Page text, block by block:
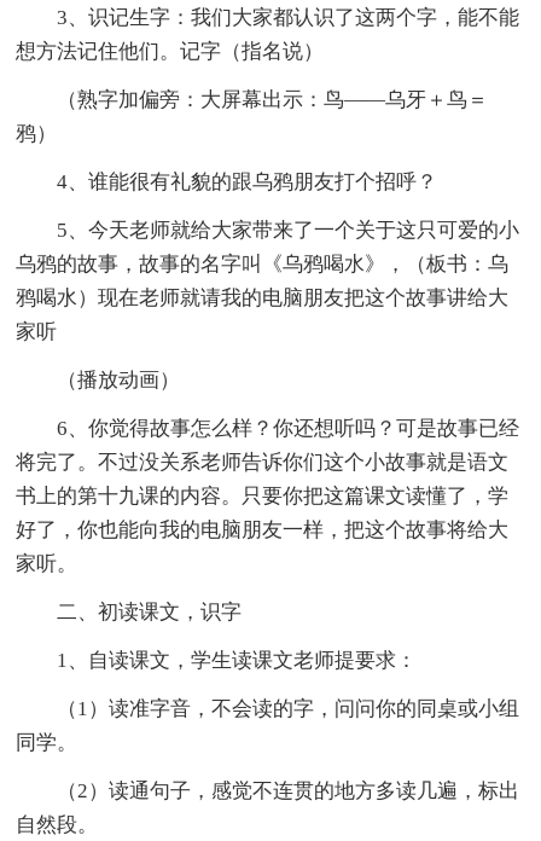
3、识记生字：我们大家都认识了这两个字，能不能
想方法记住他们。记字（指名说）
（熟字加偏旁：大屏幕出示：鸟――乌牙＋鸟＝
鸦）
4、谁能很有礼貌的跟乌鸦朋友打个招呼？
5、今天老师就给大家带来了一个关于这只可爱的小
乌鸦的故事，故事的名字叫《乌鸦喝水》，（板书：乌
鸦喝水）现在老师就请我的电脑朋友把这个故事讲给大
家听
（播放动画）
6、你觉得故事怎么样？你还想听吗？可是故事已经
将完了。不过没关系老师告诉你们这个小故事就是语文
书上的第十九课的内容。只要你把这篇课文读懂了，学
好了，你也能向我的电脑朋友一样，把这个故事将给大
家听。
二、初读课文，识字
1、自读课文，学生读课文老师提要求：
（1）读准字音，不会读的字，问问你的同桌或小组
同学。
（2）读通句子，感觉不连贯的地方多读几遍，标出
自然段。